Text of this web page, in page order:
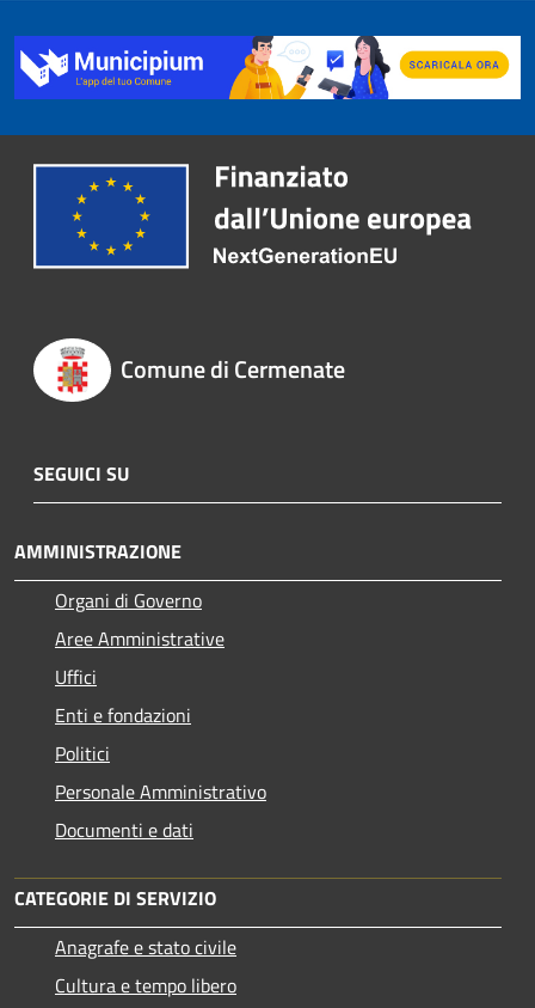
Comune di Cermenate
SEGUICI SU
AMMINISTRAZIONE
Organi di Governo
Aree Amministrative
Uffici
Enti e fondazioni
Politici
Personale Amministrativo
Documenti e dati
CATEGORIE DI SERVIZIO
Anagrafe e stato civile
Cultura e tempo libero